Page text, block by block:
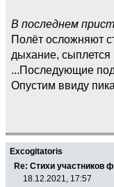
В последнем
Полёт осложняют
дыхание, сыплется
...Последующие
Опустим ввиду
Excogitatoris
Re: Стихи участников
18.12.2021, 17:57